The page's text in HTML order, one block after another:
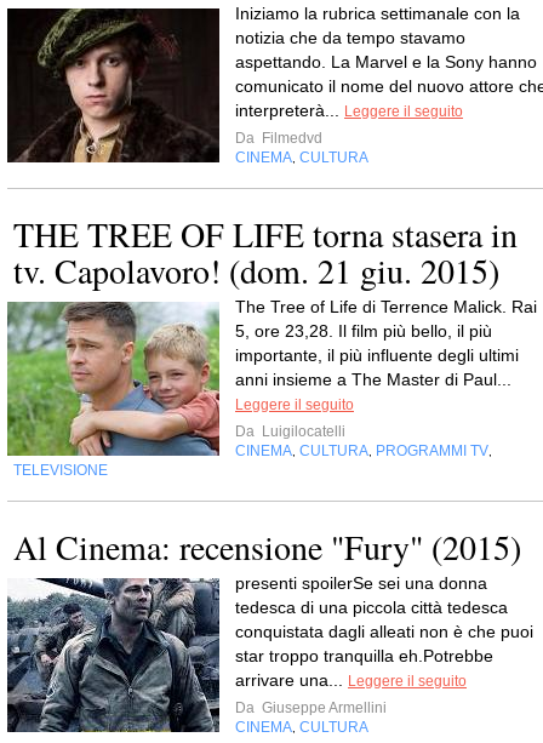
Iniziamo la rubrica settimanale con la
notizia che da tempo stavamo
aspettando. La Marvel e la Sony hanno
comunicato il nome del nuovo attore
interpreterà... Leggere il seguito
Da Filmedvd
CINEMA, CULTURA
THE TREE OF LIFE torna stasera in
tv. Capolavoro! (dom. 21 giu. 2015)
The Tree of Life di Terrence Malick. Rai
5, ore 23,28. Il film più bello, il più
importante, il più influente degli ultimi
anni insieme a The Master di Paul...
Leggere il seguito
Da Luigilocatelli
CINEMA, CULTURA, PROGRAMMI TV,
TELEVISIONE
Al Cinema: recensione "Fury" (2015)
presenti spoilerSe sei una donna
tedesca di una piccola città tedesca
conquistata dagli alleati non è che puoi
star troppo tranquilla eh.Potrebbe
arrivare una... Leggere il seguito
Da Giuseppe Armellini
CINEMA, CULTURA